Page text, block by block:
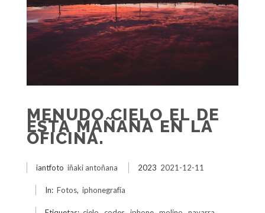
MENUDO CIELO EL DE
ESTA MAÑANA EN LA
OFICINA.
iantfoto iñaki antoñana 2023 2021-12-11
In: Fotos, iphonegrafía